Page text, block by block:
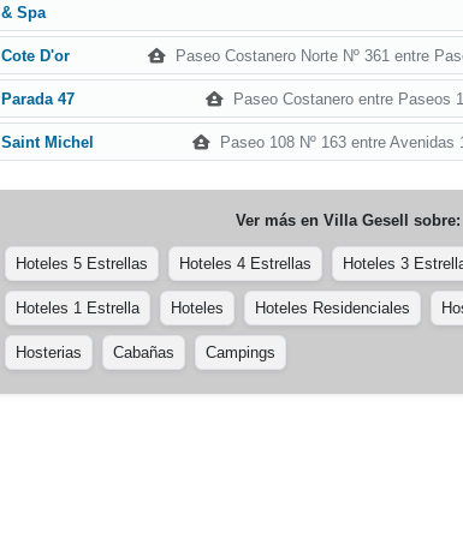
& Spa
Cote D'or Paseo Costanero Norte Nº 361 entre
Parada 47 Paseo Costanero entre Paseos
Saint Michel Paseo 108 Nº 163 entre Avenidas
Ver más en Villa Gesell sobre:
Hoteles 5 Estrellas Hoteles 4 Estrellas Hoteles 3
Hoteles 1 Estrella Hoteles Hoteles Residenciales
Hosterias Cabañas Campings